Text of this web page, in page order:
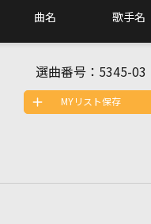
曲名 歌手名
選曲番号： 5345-03
MYリスト保存